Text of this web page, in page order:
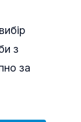
з
за